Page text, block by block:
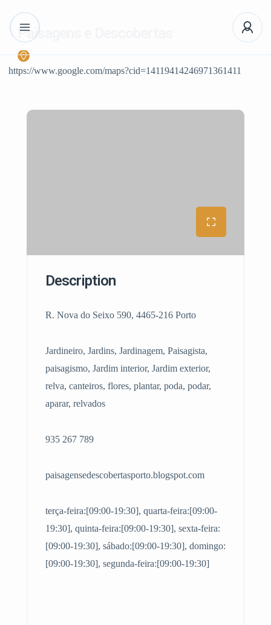
Paisagens e Descobertas
https://www.google.com/maps?cid=14119414246971361411
Description
R. Nova do Seixo 590, 4465-216 Porto
Jardineiro, Jardins, Jardinagem, Paisagista,
paisagismo, Jardim interior, Jardim exterior,
relva, canteiros, flores, plantar, poda, podar,
aparar, relvados
935 267 789
paisagensedescobertasporto.blogspot.com
terça-feira:[09:00-19:30], quarta-feira:[09:00-
19:30], quinta-feira:[09:00-19:30], sexta-feira:
[09:00-19:30], sábado:[09:00-19:30], domingo:
[09:00-19:30], segunda-feira:[09:00-19:30]